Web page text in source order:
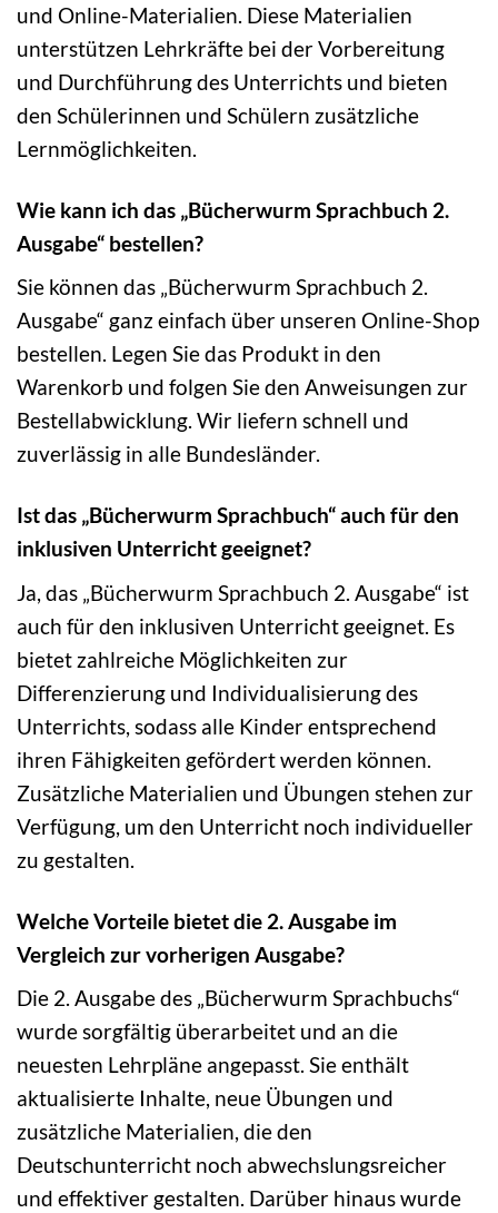
und Online-Materialien. Diese Materialien
unterstützen Lehrkräfte bei der Vorbereitung
und Durchführung des Unterrichts und bieten
den Schülerinnen und Schülern zusätzliche
Lernmöglichkeiten.
Wie kann ich das „Bücherwurm Sprachbuch 2.
Ausgabe“ bestellen?
Sie können das „Bücherwurm Sprachbuch 2.
Ausgabe“ ganz einfach über unseren Online-Shop
bestellen. Legen Sie das Produkt in den
Warenkorb und folgen Sie den Anweisungen zur
Bestellabwicklung. Wir liefern schnell und
zuverlässig in alle Bundesländer.
Ist das „Bücherwurm Sprachbuch“ auch für den
inklusiven Unterricht geeignet?
Ja, das „Bücherwurm Sprachbuch 2. Ausgabe“ ist
auch für den inklusiven Unterricht geeignet. Es
bietet zahlreiche Möglichkeiten zur
Differenzierung und Individualisierung des
Unterrichts, sodass alle Kinder entsprechend
ihren Fähigkeiten gefördert werden können.
Zusätzliche Materialien und Übungen stehen zur
Verfügung, um den Unterricht noch individueller
zu gestalten.
Welche Vorteile bietet die 2. Ausgabe im
Vergleich zur vorherigen Ausgabe?
Die 2. Ausgabe des „Bücherwurm Sprachbuchs“
wurde sorgfältig überarbeitet und an die
neuesten Lehrpläne angepasst. Sie enthält
aktualisierte Inhalte, neue Übungen und
zusätzliche Materialien, die den
Deutschunterricht noch abwechslungsreicher
und effektiver gestalten. Darüber hinaus wurde